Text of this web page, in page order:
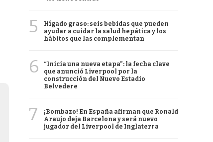
5
Hígado graso: seis bebidas que pueden
ayudar a cuidar la salud hepática y los
hábitos que las complementan
6
“Inicia una nueva etapa”: la fecha clave
que anunció Liverpool por la
construcción del Nuevo Estadio
Belvedere
7
¡Bombazo! En España afirman que Ronald
Araujo deja Barcelona y será nuevo
jugador del Liverpool de Inglaterra